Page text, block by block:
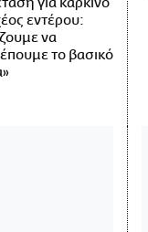
για καρκίνο
εντέρου:
να
το βασικό